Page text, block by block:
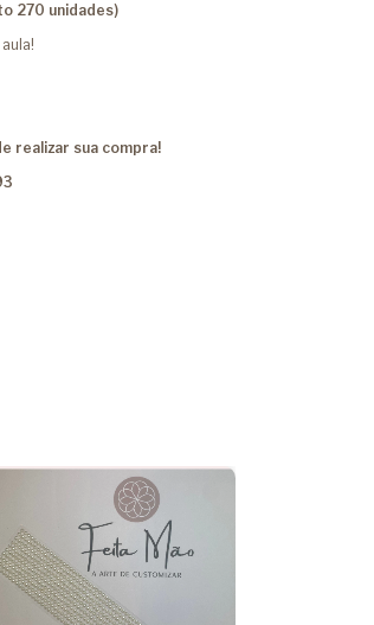
270 unidades)
realizar sua compra!